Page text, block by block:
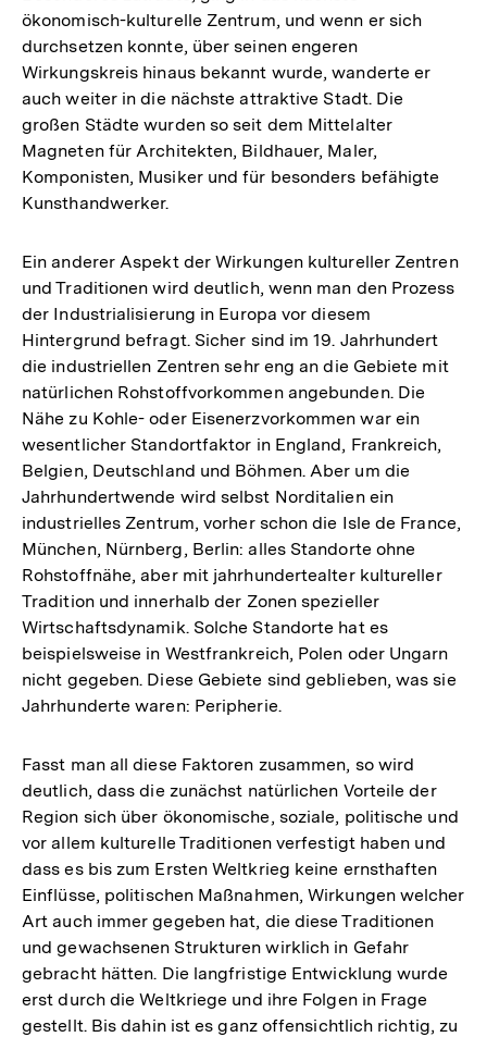
ökonomisch-kulturelle Zentrum, und wenn er sich
durchsetzen konnte, über seinen engeren
Wirkungskreis hinaus bekannt wurde, wanderte er
auch weiter in die nächste attraktive Stadt. Die
großen Städte wurden so seit dem Mittelalter
Magneten für Architekten, Bildhauer, Maler,
Komponisten, Musiker und für besonders befähigte
Kunsthandwerker.
Ein anderer Aspekt der Wirkungen kultureller Zentren
und Traditionen wird deutlich, wenn man den Prozess
der Industrialisierung in Europa vor diesem
Hintergrund befragt. Sicher sind im 19. Jahrhundert
die industriellen Zentren sehr eng an die Gebiete mit
natürlichen Rohstoffvorkommen angebunden. Die
Nähe zu Kohle- oder Eisenerzvorkommen war ein
wesentlicher Standortfaktor in England, Frankreich,
Belgien, Deutschland und Böhmen. Aber um die
Jahrhundertwende wird selbst Norditalien ein
industrielles Zentrum, vorher schon die Isle de France,
München, Nürnberg, Berlin: alles Standorte ohne
Rohstoffnähe, aber mit jahrhundertealter kultureller
Tradition und innerhalb der Zonen spezieller
Wirtschaftsdynamik. Solche Standorte hat es
beispielsweise in Westfrankreich, Polen oder Ungarn
nicht gegeben. Diese Gebiete sind geblieben, was sie
Jahrhunderte waren: Peripherie.
Fasst man all diese Faktoren zusammen, so wird
deutlich, dass die zunächst natürlichen Vorteile der
Region sich über ökonomische, soziale, politische und
vor allem kulturelle Traditionen verfestigt haben und
dass es bis zum Ersten Weltkrieg keine ernsthaften
Einflüsse, politischen Maßnahmen, Wirkungen welcher
Art auch immer gegeben hat, die diese Traditionen
und gewachsenen Strukturen wirklich in Gefahr
gebracht hätten. Die langfristige Entwicklung wurde
erst durch die Weltkriege und ihre Folgen in Frage
gestellt. Bis dahin ist es ganz offensichtlich richtig, zu